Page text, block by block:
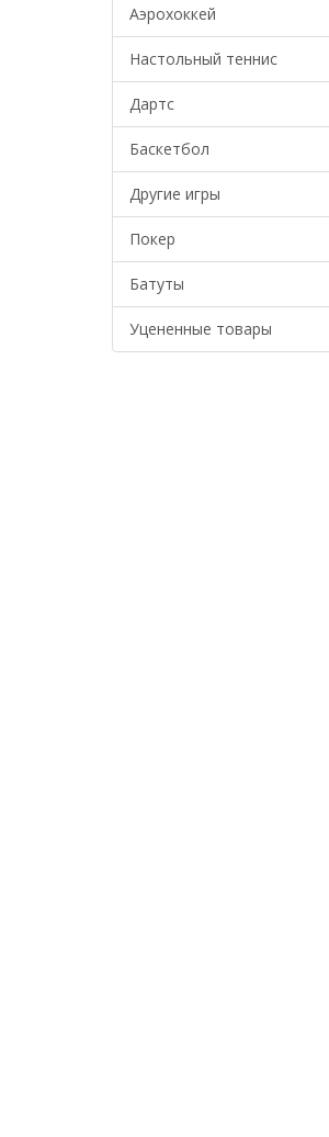
Аэрохоккей
Настольный теннис
Дартс
Баскетбол
Другие игры
Покер
Батуты
Уцененные товары